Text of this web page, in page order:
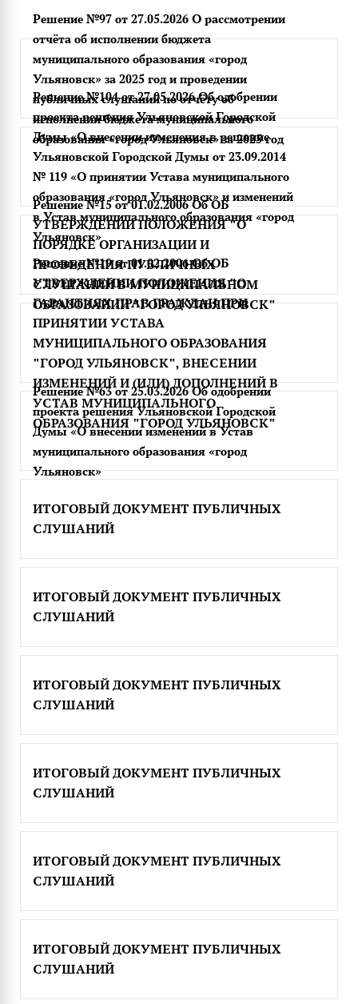
Решение №97 от 27.05.2026 О рассмотрении
отчёта об исполнении бюджета
муниципального образования «город
Ульяновск» за 2025 год и проведении
публичных слушаний по отчёту об
исполнении бюджета муниципального
образования «город Ульяновск» за 2025 год
Решение №104 от 27.05.2026 Об одобрении
проекта решения Ульяновской Городской
Думы «О внесении изменения в решение
Ульяновской Городской Думы от 23.09.2014
№ 119 «О принятии Устава муниципального
образования «город Ульяновск» и изменений
в Устав муниципального образования «город
Ульяновск»
Решение №15 от 01.02.2006 Об ОБ
УТВЕРЖДЕНИИ ПОЛОЖЕНИЯ "О
ПОРЯДКЕ ОРГАНИЗАЦИИ И
ПРОВЕДЕНИЯ ПУБЛИЧНЫХ
СЛУШАНИЙ В МУНИЦИПАЛЬНОМ
ОБРАЗОВАНИИ "ГОРОД УЛЬЯНОВСК"
Решение №19 от 01.02.2006 Об ОБ
УТВЕРЖДЕНИИ ПОЛОЖЕНИЯ "О
ГАРАНТИЯХ ПРАВ ГРАЖДАН ПРИ
ПРИНЯТИИ УСТАВА
МУНИЦИПАЛЬНОГО ОБРАЗОВАНИЯ
"ГОРОД УЛЬЯНОВСК", ВНЕСЕНИИ
ИЗМЕНЕНИЙ И (ИЛИ) ДОПОЛНЕНИЙ В
УСТАВ МУНИЦИПАЛЬНОГО
ОБРАЗОВАНИЯ "ГОРОД УЛЬЯНОВСК"
Решение №63 от 25.03.2026 Об одобрении
проекта решения Ульяновской Городской
Думы «О внесении изменений в Устав
муниципального образования «город
Ульяновск»
ИТОГОВЫЙ ДОКУМЕНТ ПУБЛИЧНЫХ
СЛУШАНИЙ
ИТОГОВЫЙ ДОКУМЕНТ ПУБЛИЧНЫХ
СЛУШАНИЙ
ИТОГОВЫЙ ДОКУМЕНТ ПУБЛИЧНЫХ
СЛУШАНИЙ
ИТОГОВЫЙ ДОКУМЕНТ ПУБЛИЧНЫХ
СЛУШАНИЙ
ИТОГОВЫЙ ДОКУМЕНТ ПУБЛИЧНЫХ
СЛУШАНИЙ
ИТОГОВЫЙ ДОКУМЕНТ ПУБЛИЧНЫХ
СЛУШАНИЙ